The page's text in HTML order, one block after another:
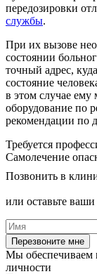
передозировки
службы.
При их вызове
состоянии
точный адрес,
состояние
в этом случае ему
оборудование по
рекомендации по
Требуется
Самолечение
Позвонить в
или оставьте
Перезвоните мне
Мы обеспечиваем
личности